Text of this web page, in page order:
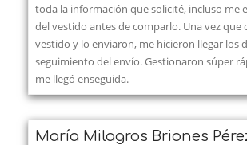
toda la información que solicité, incluso me
del vestido antes de comparlo. Una vez que
vestido y lo enviaron, me hicieron llegar los
seguimiento del envío. Gestionaron súper
me llegó enseguida.
María Milagros Briones